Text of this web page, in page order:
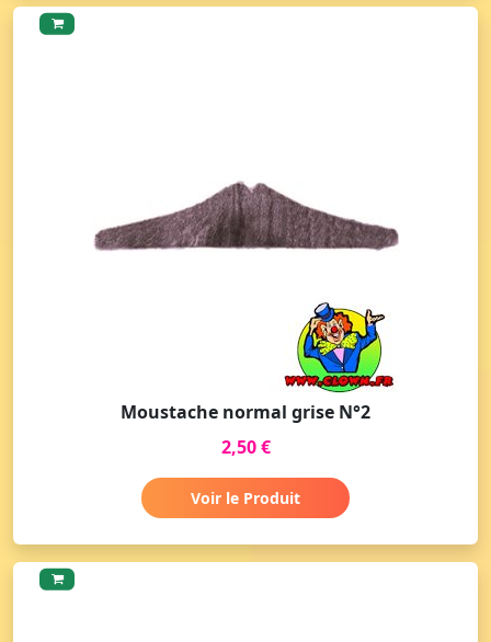
Moustache normal grise N°2
2,50 €
Voir le Produit